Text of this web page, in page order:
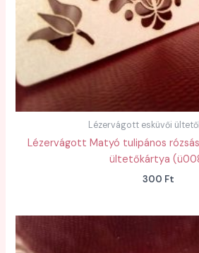
Lézervágott esküvői
Lézervágott Matyó tulipános
ültetőkártya
300 Ft